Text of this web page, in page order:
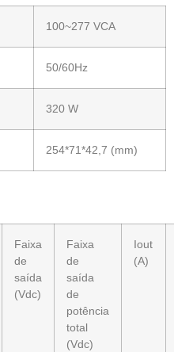
100~277 VCA
50/60Hz
320 W
254*71*42,7 (mm)
Faixa
de
saída
(Vdc)
Faixa
de
saída
de
potência
total
(Vdc)
Iout
(A)